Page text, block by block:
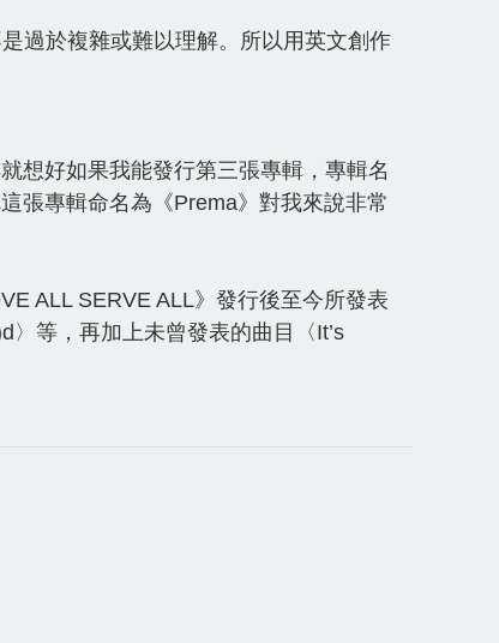
過於複雜或難以理解。所以用英文創作
想好如果我能發行第三張專輯，專輯名
張專輯命名為《Prema》對我來說非常
ALL SERVE ALL》發行後至今所發表
等，再加上未曾發表的曲目〈It’s